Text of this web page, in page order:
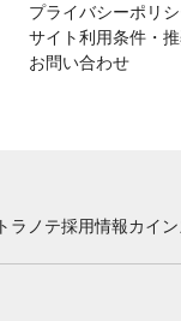
プライバシーポリ
サイト利用条件・
お問い合わせ
トラノテ採用情報カイ